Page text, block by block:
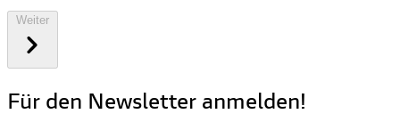
Für den Newsletter anmelden!